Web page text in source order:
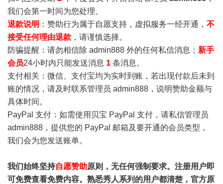
我们会第一时间为您处理。
退款说明 ：赞助行为属于自愿支持，虚拟服务一经开通， 不
接受任何理由退款 ，请谨慎选择。
防骗提醒：请勿相信除 admin888 外的任何私信消息； 新手
会员24小时内只能发送消息 1 条消息。
支付相关：微信、支付宝均为实时到账，若出现付款后未到
账的情况，请及时联系管理员 admin888，说明赞助金额与
具体时间。
PayPal 支付：如需使用贝宝 PayPal 支付，请私信管理员
admin888，提供您的 PayPal 邮箱及要开通的会员类型，
我们会为您发送账单。
我们始终坚持自愿赞助原则，无任何强制要求。注册用户即
可免费查看免费内容。熟悉秀人系列的用户都清楚，官方原